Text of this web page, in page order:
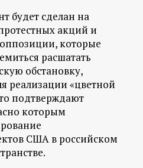
будет сделан на
акций и
которые
расшатать
обстановку,
реализации «цветной
подтверждают
которым
США в российском